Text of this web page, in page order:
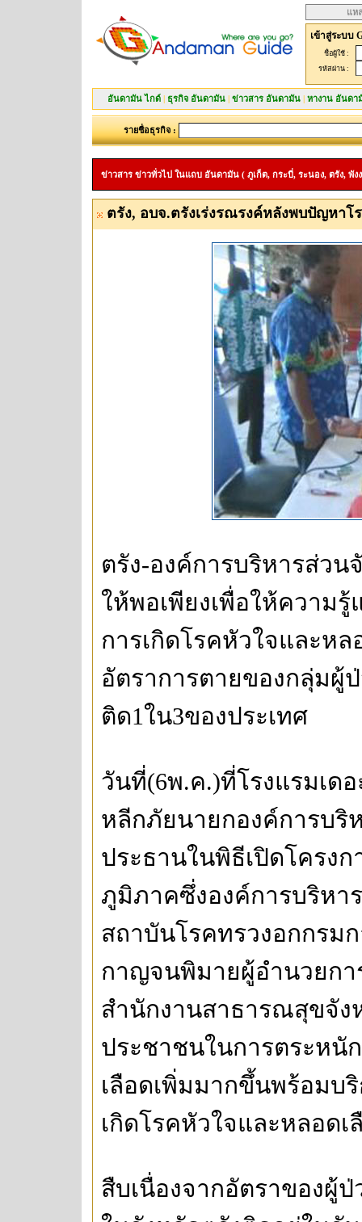
แห
เข้าสู่ระบบ
ชื่อผู้ใช้ :
รหัสผ่าน :
อันดามัน ไกด์ | ธุรกิจ อันดามัน | ข่าวสาร อันดามัน | หางาน อันดา
รายชื่อธุรกิจ :
ข่าวสาร ข่าวทั่วไป ในแถบ อันดามัน ( ภูเก็ต, กระบี่, ระนอง, ตรัง, พัง
ตรัง, อบจ.ตรังเร่งรณรงค์หลังพบปัญหาโ
ตรัง-องค์การบริหารส่วน
ให้พอเพียงเพื่อให้ความ
การเกิดโรคหัวใจและห
อัตราการตายของกลุ่มผู้
ติด1ใน3ของประเทศ
วันที่(6พ.ค.)ที่โรงแรมเด
หลีกภัยนายกองค์การบริ
ประธานในพิธีเปิดโครง
ภูมิภาคซึ่งองค์การบริหา
สถาบันโรคทรวงอกกร
กาญจนพิมายผู้อำนวยกา
สำนักงานสาธารณสุขจัง
ประชาชนในการตระหนั
เลือดเพิ่มมากขึ้นพร้อมบ
เกิดโรคหัวใจและหลอดเ
สืบเนื่องจากอัตราของผู้